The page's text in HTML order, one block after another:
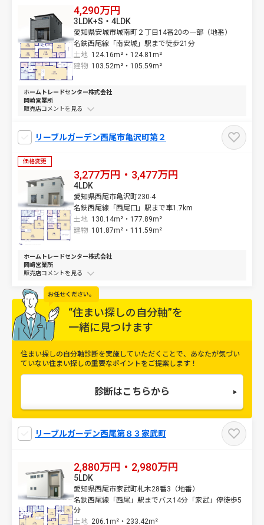
4,290万円
愛知県安城市城南町２丁目14番20の一部（地番）
名鉄西尾線「南安城」駅まで徒歩21分
土地 124.16m²・ 124.81m²
3LDK+S・4LDK
建物 103.52m²・ 105.59m²
ホームトレードセンター株式会社
岡崎営業所
販売店コメントを
リーブルガーデン西尾市亀沢町第２
価格変更
3,277万円・3,477万円
愛知県西尾市亀沢町230-4
名鉄西尾線「西尾口」駅まで車1.7km
土地 130.14m²・ 177.89m²
4LDK
建物 101.87m²・ 111.59m²
ホームトレードセンター株式会社
岡崎営業所
販売店コメントを
リーブルガーデン西尾第８３家武町
2,880万円・2,980万円
愛知県西尾市家武町札木28番3（地番）
名鉄西尾線「西尾」駅までバス14分「家武」停徒歩5
分
土地 206.1m²・ 233.42m²
5LDK
お任せください。
“住まい探しの自分軸”を
一緒に見つけます
住まい探しの自分軸診断を実施していただくことで、 あなたが気づい
ていない住まい探しの重要なポイントをご提案します！
診断はこちらから